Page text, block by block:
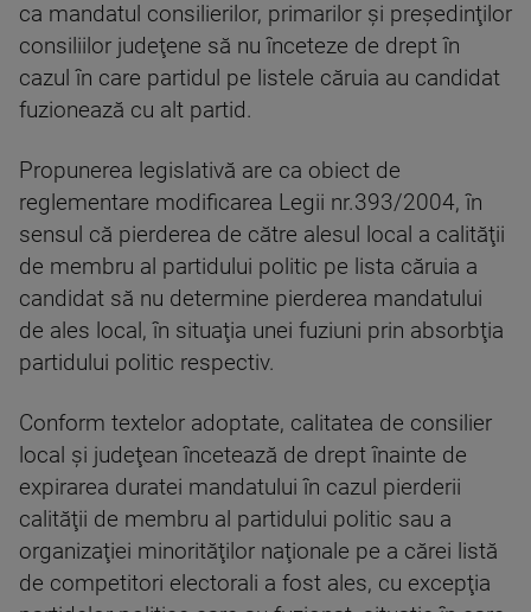
ca mandatul consilierilor, primarilor şi preşedinţilor
consiliilor judeţene să nu înceteze de drept în
cazul în care partidul pe listele căruia au candidat
fuzionează cu alt partid.
Propunerea legislativă are ca obiect de
reglementare modificarea Legii nr.393/2004, în
sensul că pierderea de către alesul local a calităţii
de membru al partidului politic pe lista căruia a
candidat să nu determine pierderea mandatului
de ales local, în situaţia unei fuziuni prin absorbţia
partidului politic respectiv.
Conform textelor adoptate, calitatea de consilier
local şi judeţean încetează de drept înainte de
expirarea duratei mandatului în cazul pierderii
calităţii de membru al partidului politic sau a
organizaţiei minorităţilor naţionale pe a cărei listă
de competitori electorali a fost ales, cu excepţia